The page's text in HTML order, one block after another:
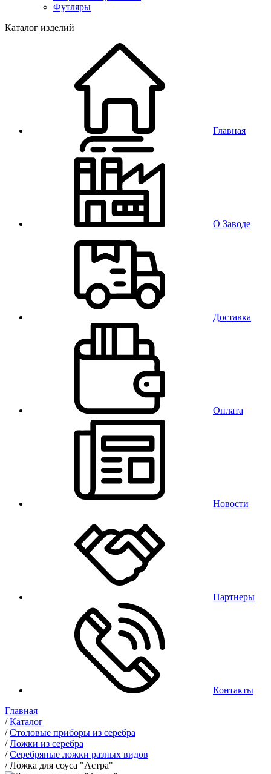
Футляры
Каталог изделий
Главная
О Заводе
Доставка
Оплата
Новости
Партнеры
Контакты
Главная
/Каталог
/Столовые приборы из серебра
/Ложки из серебра
/Серебряные ложки разных видов
/Ложка для соуса "Астра"